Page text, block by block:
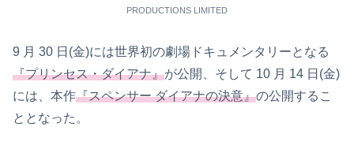
PRODUCTIONS LIMITED
9 月 30 日(金)には世界初の劇場ドキュメンタリーとなる
『プリンセス・ダイアナ』が公開、そして 10 月 14 日(金)
には、本作『スペンサー ダイアナの決意』の公開するこ
ととなった。